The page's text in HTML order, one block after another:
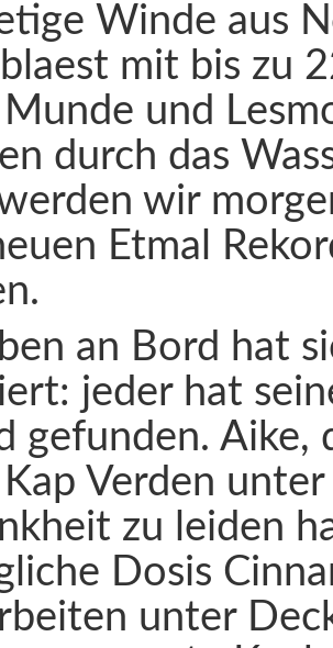
Winde aus
blaest mit bis zu
und
durch das
wir
Etmal
an Bord hat
jeder hat
gefunden. Aike,
Verden
zu leiden
Dosis
unter